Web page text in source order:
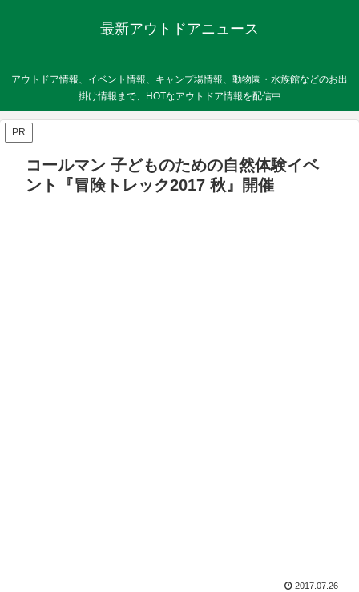
最新アウトドアニュース
アウトドア情報、イベント情報、キャンプ場情報、動物園・水族館などのお出
掛け情報まで、HOTなアウトドア情報を配信中
PR
コールマン 子どものための自然体験イベ
ント『冒険トレック2017 秋』開催
2017.07.26